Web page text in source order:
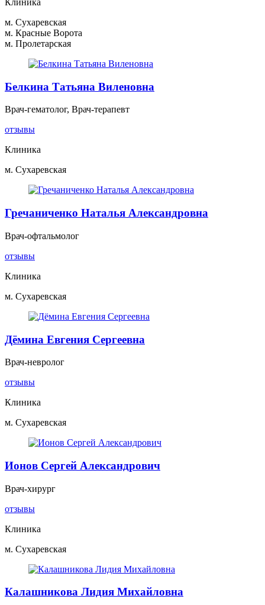
Клиника
м. Сухаревская
м. Красные Ворота
м. Пролетарская
Белкина Татьяна Виленовна
Врач-гематолог, Врач-терапевт
отзывы
Клиника
м. Сухаревская
Гречаниченко Наталья Александровна
Врач-офтальмолог
отзывы
Клиника
м. Сухаревская
Дёмина Евгения Сергеевна
Врач-невролог
отзывы
Клиника
м. Сухаревская
Ионов Сергей Александрович
Врач-хирург
отзывы
Клиника
м. Сухаревская
Калашникова Лидия Михайловна